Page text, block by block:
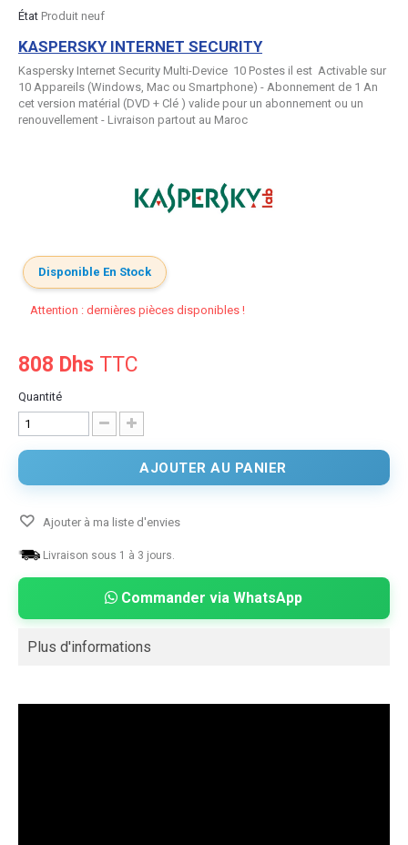
État Produit neuf
KASPERSKY INTERNET SECURITY
Kaspersky Internet Security Multi-Device 10 Postes il est Activable sur
10 Appareils (Windows, Mac ou Smartphone) - Abonnement de 1 An
cet version matérial (DVD + Clé ) valide pour un abonnement ou un
renouvellement - Livraison partout au Maroc
Disponible En Stock
Attention : dernières pièces disponibles !
808 Dhs TTC
Quantité
AJOUTER AU PANIER
Ajouter à ma liste d'envies
Livraison sous 1 à 3 jours.
Commander via WhatsApp
Plus d'informations